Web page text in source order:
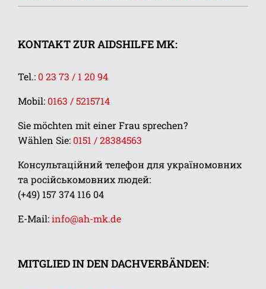
KONTAKT ZUR AIDSHILFE MK:
Tel.: 0 23 73 / 1 20 94
Mobil: 0163 / 5215714
Sie möchten mit einer Frau sprechen?
Wählen Sie: 0151 / 28384563
Консультаційний телефон для україномовних
та російськомовних людей:
(+49) 157 374 116 04
E-Mail:info@ah-mk.de
MITGLIED IN DEN DACHVERBÄNDEN: